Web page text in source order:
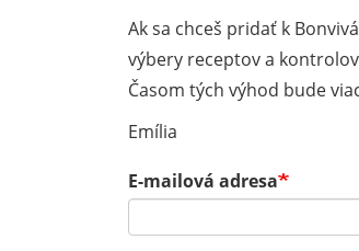
Ak sa chceš pridať k
výbery receptov a
Časom tých výhod bude
Emília
E-mailová adresa